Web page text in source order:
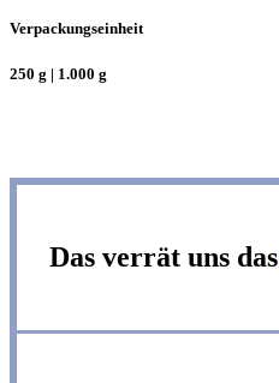
Verpackungseinheit
250 g | 1.000 g
Das verrät uns das